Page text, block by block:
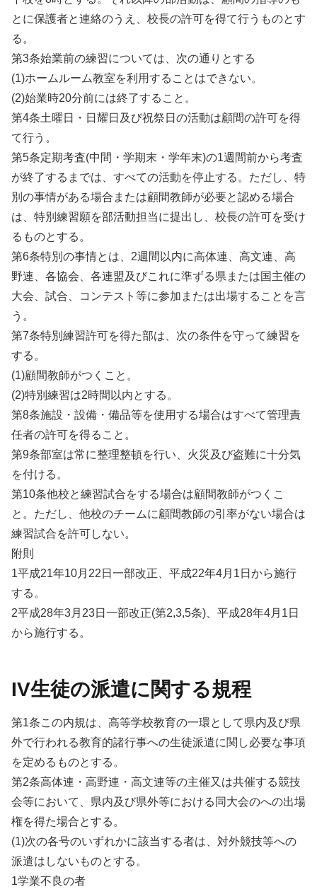
とに保護者と連絡のうえ、校長の許可を得て行うものとす
る。
第3条始業前の練習については、次の通りとする
(1)ホームルーム教室を利用することはできない。
(2)始業時20分前には終了すること。
第4条土曜日・日耀日及び祝祭日の活動は顧間の許可を得
て行う。
第5条定期考査(中間・学期末・学年末)の1週間前から考査
が終了するまでは、すべての活動を停止する。ただし、特
別の事情がある場合または顧間教師が必要と認める場合
は、特別練習願を部活動担当に提出し、校長の許可を受け
るものとする。
第6条特別の事情とは、2週間以内に高体連、高文連、高
野連、各協会、各連盟及びこれに準ずる県または国主催の
大会、試合、コンテスト等に参加または出場することを言
う。
第7条特別練習許可を得た部は、次の条件を守って練習を
する。
(1)顧間教師がつくこと。
(2)特別練習は2時間以内とする。
第8条施設・設備・備品等を使用する場合はすべて管理責
任者の許可を得ること。
第9条部室は常に整理整頓を行い、火災及び盗難に十分気
を付ける。
第10条他校と練習試合をする場合は顧間教師がつくこ
と。ただし、他校のチームに顧間教師の引率がない場合は
練習試合を許可しない。
附則
1平成21年10月22日一部改正、平成22年4月1日から施行
する。
2平成28年3月23日一部改正(第2,3,5条)、平成28年4月1日
から施行する。
IV生徒の派遣に関する規程
第1条この内規は、高等学校教育の一環として県内及び県
外で行われる教育的諸行事への生徒派遣に関し必要な事項
を定めるものとする。
第2条高体連・高野連・高文連等の主催又は共催する競技
会等において、県内及び県外等における同大会のへの出場
権を得た場合とする。
(1)次の各号のいずれかに該当する者は、対外競技等への
派遣はしないものとする。
1学業不良の者